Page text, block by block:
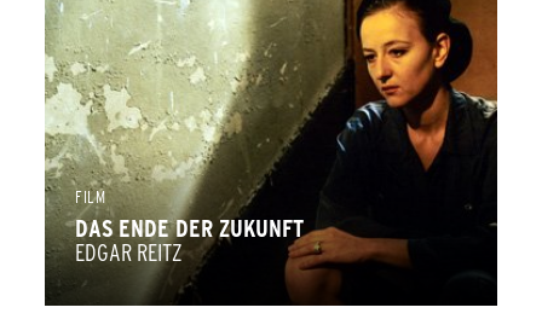
FILM
DAS ENDE DER ZUKUNFT
EDGAR REITZ